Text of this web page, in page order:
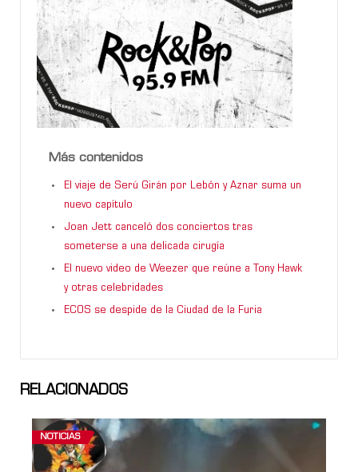
Más contenidos
El viaje de Serú Girán por Lebón y Aznar suma un
nuevo capítulo
Joan Jett canceló dos conciertos tras
someterse a una delicada cirugía
El nuevo video de Weezer que reúne a Tony Hawk
y otras celebridades
ECOS se despide de la Ciudad de la Furia
RELACIONADOS
NOTICIAS